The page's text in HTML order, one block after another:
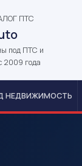
ПТС
под ПТС и
2009 года
НЕДВИЖИМОСТЬ